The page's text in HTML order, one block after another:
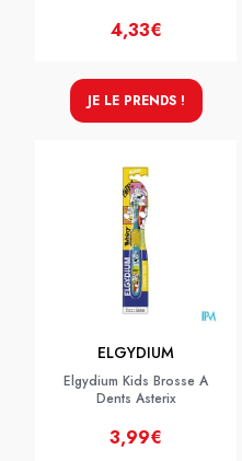
4,33€
JE LE PRENDS !
ELGYDIUM
Elgydium Kids Brosse A
Dents Asterix
3,99€